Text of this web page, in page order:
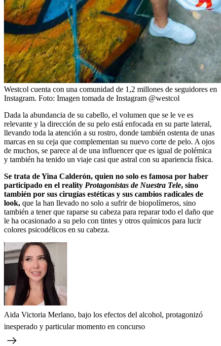
Westcol cuenta con una comunidad de 1,2 millones de seguidores en
Instagram. Foto: Imagen tomada de Instagram @westcol
Dada la abundancia de su cabello, el volumen que se le ve es
relevante y la dirección de su pelo está enfocada en su parte lateral,
llevando toda la atención a su rostro, donde también ostenta de unas
marcas en su ceja que complementan su nuevo corte de pelo. A ojos
de muchos, se parece al de una influencer que es igual de polémica
y también ha tenido un viaje casi que astral con su apariencia física.
Se trata de Yina Calderón, quien no solo es famosa por haber
participado en el reality Protagonistas de Nuestra Tele, sino
también por sus cirugías estéticas y sus cambios radicales de
look, que la han llevado no solo a sufrir de biopolímeros, sino
también a tener que raparse su cabeza para reparar todo el daño que
le ha ocasionado a su pelo con tintes y otros químicos para lucir
colores psicodélicos en su cabeza.
Aida Victoria Merlano, bajo los efectos del alcohol, protagonizó
inesperado y particular momento en concurso